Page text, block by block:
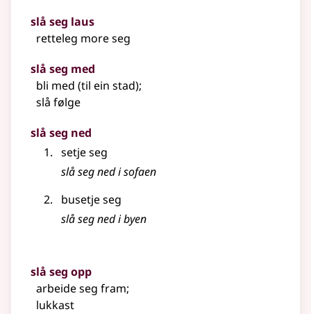
slå seg laus
retteleg more seg
slå seg med
bli med (til ein stad);
slå følge
slå seg ned
setje seg
slå seg ned i sofaen
busetje seg
slå seg ned i byen
slå seg opp
arbeide seg fram;
lukkast